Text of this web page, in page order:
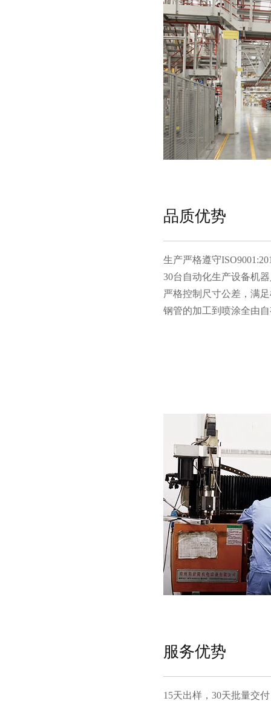
品质优势
生产严格遵守
30台自动化生产设备机器人
严格控制尺寸公差，满
钢管的加工到喷涂全由自
服务优势
15天出样，30天批量交付